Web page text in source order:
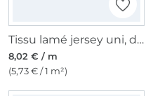
Tissu lamé jersey uni, doré
8,02 € / m
(5,73 € / 1 m²)